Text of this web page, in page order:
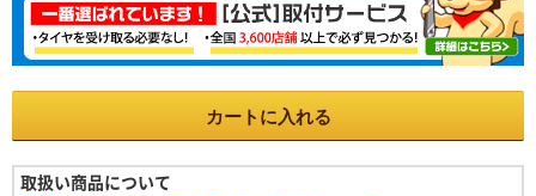
カートに入れる
取扱い商品について